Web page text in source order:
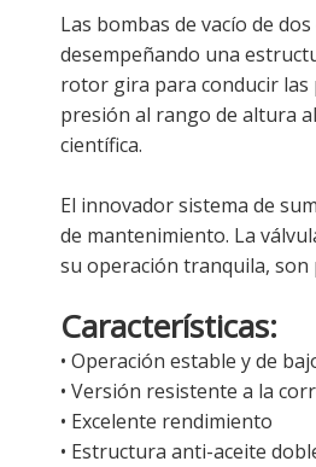
Las bombas de vacío de
desempeñando una
rotor gira para conducir las
presión al rango de altura
científica.
El innovador sistema de
de mantenimiento. La
su operación tranquila, son
Características:
• Operación estable y de
• Versión resistente a la
• Excelente rendimiento
• Estructura anti-aceite